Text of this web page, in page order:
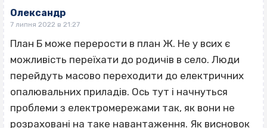
Олександр
7 липня 2022 в 21:27
План Б може перерости в план Ж. Не у всих є
можливість переїхати до родичів в село. Люди
перейдуть масово переходити до електричних
опалювальних приладів. Ось тут і начнуться
проблеми з електромережами так, як вони не
розраховані на таке навантаження. Як висновок